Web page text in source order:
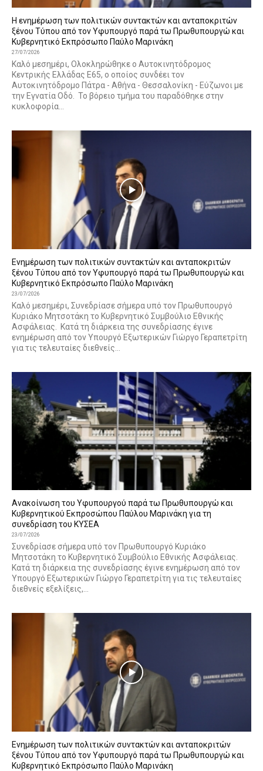
Η ενημέρωση των πολιτικών συντακτών και ανταποκριτών
ξένου Τύπου από τον Υφυπουργό παρά τω Πρωθυπουργώ και
Κυβερνητικό Εκπρόσωπο Παύλο Μαρινάκη
27/07/2026
Καλό μεσημέρι, Ολοκληρώθηκε ο Αυτοκινητόδρομος
Κεντρικής Ελλάδας Ε65, ο οποίος συνδέει τον
Αυτοκινητόδρομο Πάτρα - Αθήνα - Θεσσαλονίκη - Εύζωνοι με
την Εγνατία Οδό. Το βόρειο τμήμα του παραδόθηκε στην
κυκλοφορία...
Ενημέρωση των πολιτικών συντακτών και ανταποκριτών
ξένου Τύπου από τον Υφυπουργό παρά τω Πρωθυπουργώ και
Κυβερνητικό Εκπρόσωπο Παύλο Μαρινάκη
23/07/2026
Καλό μεσημέρι, Συνεδρίασε σήμερα υπό τον Πρωθυπουργό
Κυριάκο Μητσοτάκη το Κυβερνητικό Συμβούλιο Εθνικής
Ασφάλειας. Κατά τη διάρκεια της συνεδρίασης έγινε
ενημέρωση από τον Υπουργό Εξωτερικών Γιώργο Γεραπετρίτη
για τις τελευταίες διεθνείς...
Ανακοίνωση του Υφυπουργού παρά τω Πρωθυπουργώ και
Κυβερνητικού Εκπροσώπου Παύλου Μαρινάκη για τη
συνεδρίαση του ΚΥΣΕΑ
23/07/2026
Συνεδρίασε σήμερα υπό τον Πρωθυπουργό Κυριάκο
Μητσοτάκη το Κυβερνητικό Συμβούλιο Εθνικής Ασφάλειας.
Κατά τη διάρκεια της συνεδρίασης έγινε ενημέρωση από τον
Υπουργό Εξωτερικών Γιώργο Γεραπετρίτη για τις τελευταίες
διεθνείς εξελίξεις,...
Ενημέρωση των πολιτικών συντακτών και ανταποκριτών
ξένου Τύπου από τον Υφυπουργό παρά τω Πρωθυπουργώ και
Κυβερνητικό Εκπρόσωπο Παύλο Μαρινάκη